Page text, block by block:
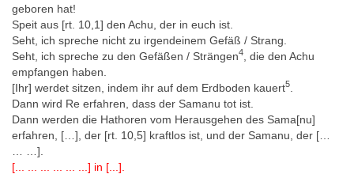
geboren hat!
Speit aus [rt. 10,1] den Achu, der in euch ist.
Seht, ich spreche nicht zu irgendeinem Gefäß / Strang.
Seht, ich spreche zu den Gefäßen / Strängen4
, die den Achu
empfangen haben.
[Ihr] werdet sitzen, indem ihr auf dem Erdboden kauert5
Dann wird Re erfahren, dass der Samanu tot ist.
Dann werden die Hathoren vom Herausgehen des Sama[nu]
erfahren, […], der [rt. 10,5] kraftlos ist, und der Samanu, der […
… …].
[... ... ... ... ... ...] in [...].